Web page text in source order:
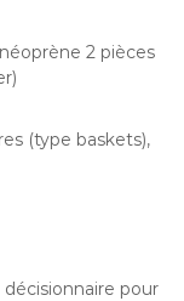
2 pièces
(type baskets),
pour